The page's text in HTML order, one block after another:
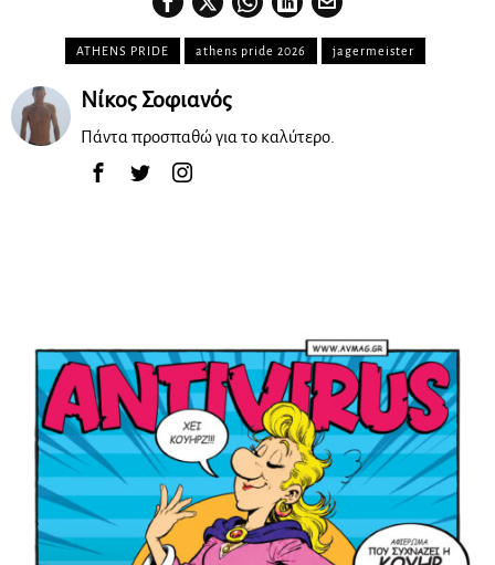
ATHENS PRIDE athens pride 2026 jagermeister
Νίκος Σοφιανός
Πάντα προσπαθώ για το καλύτερο.